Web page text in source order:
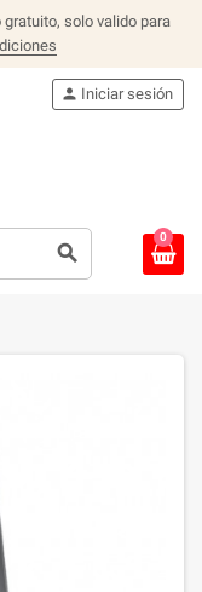
solo valido para
search
person Iniciar sesión
0